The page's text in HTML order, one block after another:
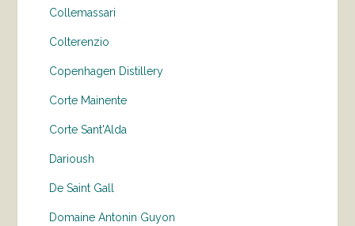
Collemassari
Colterenzio
Copenhagen Distillery
Corte Mainente
Corte Sant'Alda
Darioush
De Saint Gall
Domaine Antonin Guyon